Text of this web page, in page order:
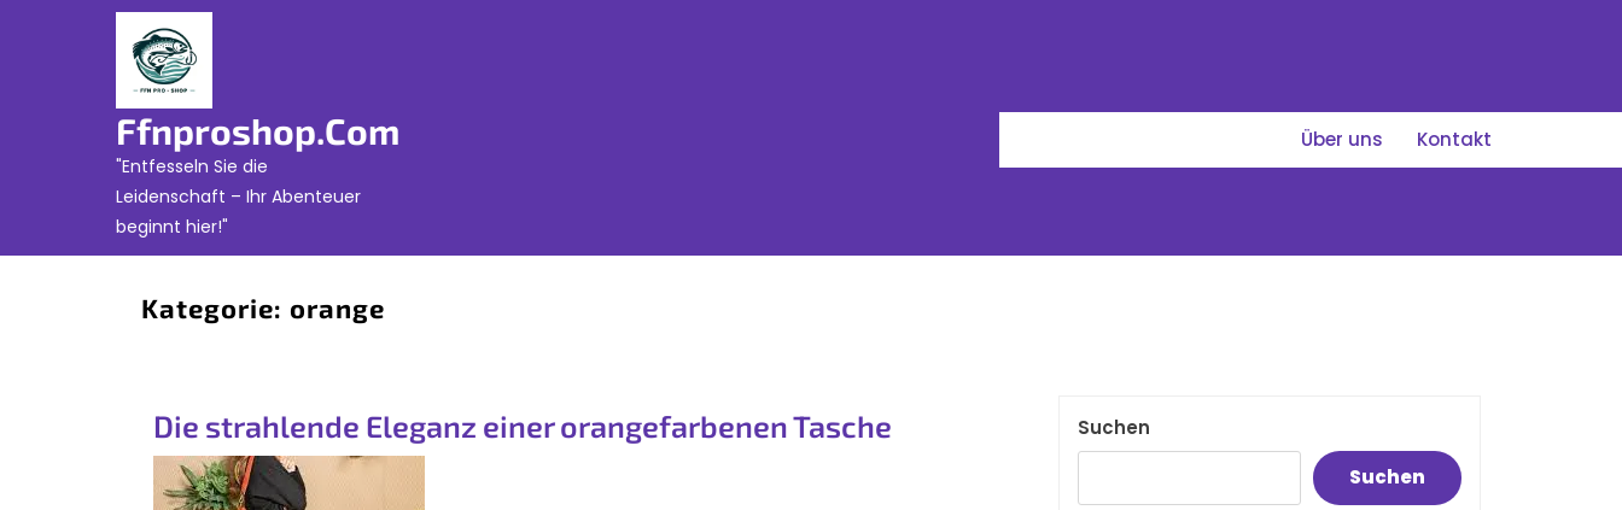
Ffnproshop.com
"Entfesseln Sie die
Leidenschaft – Ihr Abenteuer
beginnt hier!"
Über uns Kontakt
Kategorie: orange
Die strahlende Eleganz einer orangefarbenen Tasche
Suchen
Suchen